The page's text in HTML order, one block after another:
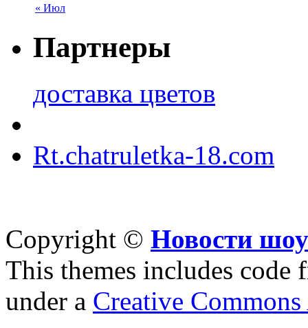
« Июл
Партнеры
доставка цветов
Rt.chatruletka-18.com
Copyright © Новости
This themes includes code
under a Creative